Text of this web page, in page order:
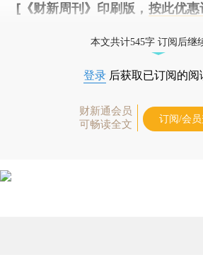
[《财新周刊》印刷版， 按此优惠
本文共计545字 订阅后继
登录 后获取已订阅的阅
财新通会员
可畅读全文
订阅/会员